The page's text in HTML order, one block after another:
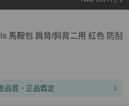
馬鞍包 肩背/斜背二用 紅色 防刮
品質、正品鑑定